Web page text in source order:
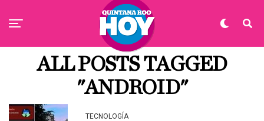
ALL POSTS TAGGED
"ANDROID"
TECNOLOGÍA